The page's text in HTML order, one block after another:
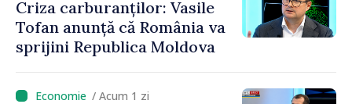
Criza carburanților: Vasile
Tofan anunță că România va
sprijini Republica Moldova
/ Acum 1 zi